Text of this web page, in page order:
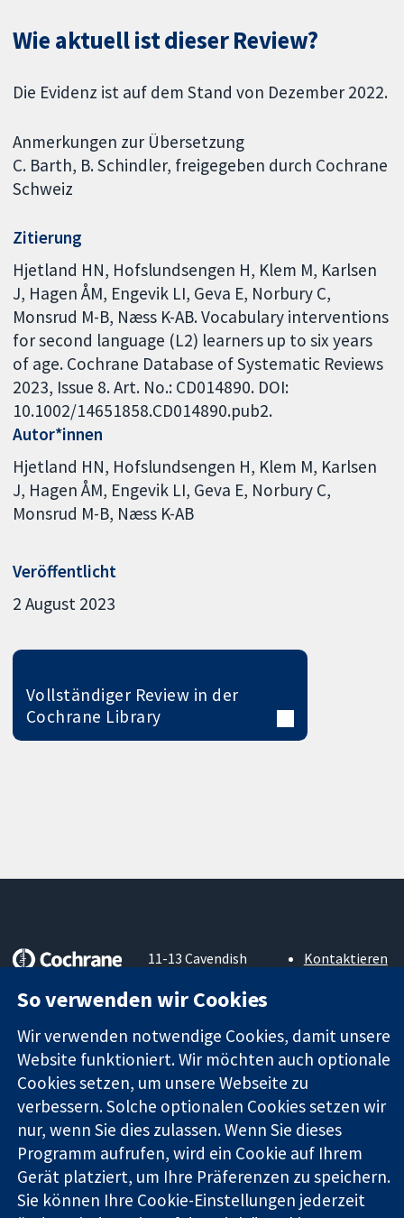
Wie aktuell ist dieser Review?
Die Evidenz ist auf dem Stand von Dezember 2022.
Anmerkungen zur Übersetzung
C. Barth, B. Schindler, freigegeben durch Cochrane
Schweiz
Zitierung
Hjetland HN, Hofslundsengen H, Klem M, Karlsen
J, Hagen ÅM, Engevik LI, Geva E, Norbury C,
Monsrud M-B, Næss K-AB. Vocabulary interventions
for second language (L2) learners up to six years
of age. Cochrane Database of Systematic Reviews
2023, Issue 8. Art. No.: CD014890. DOI:
10.1002/14651858.CD014890.pub2.
Autor*innen
Hjetland HN Hofslundsengen H Klem M Karlsen
J Hagen ÅM Engevik LI Geva E Norbury C
Monsrud M-B Næss K-AB
Veröffentlicht
2 August 2023
Vollständiger Review in der
Cochrane Library
Zuverlässige
Informierte
Entscheidungen
Bessere
Gesundheit
11-13 Cavendish
London
Vereinigtes
Königreich
Kontaktieren
Über uns
Cochrane
Library
Die Cochrane Collaboration ist eine gemeinützige Organisation
(Nr. 1045921) und in England und in Wales als eine Gesellschaft
mit beschränkter Haftung (Nr. 03044323) registriert.
So verwenden wir Cookies
Wir verwenden notwendige Cookies, damit unsere
Website funktioniert. Wir möchten auch optionale
Cookies setzen, um unsere Webseite zu
verbessern. Solche optionalen Cookies setzen wir
nur, wenn Sie dies zulassen. Wenn Sie dieses
Programm aufrufen, wird ein Cookie auf Ihrem
Gerät platziert, um Ihre Präferenzen zu speichern.
Sie können Ihre Cookie-Einstellungen jederzeit